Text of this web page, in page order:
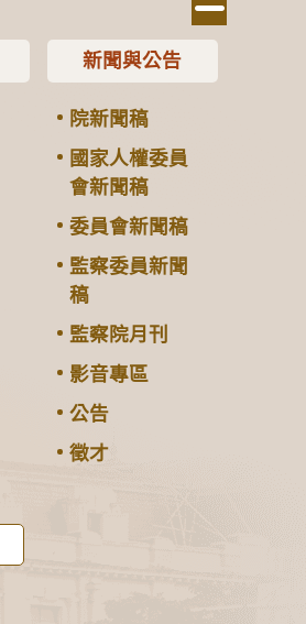
新聞與公告
院新聞稿
國家人權委員
會新聞稿
委員會新聞稿
監察委員新聞
稿
監察院月刊
影音專區
公告
徵才